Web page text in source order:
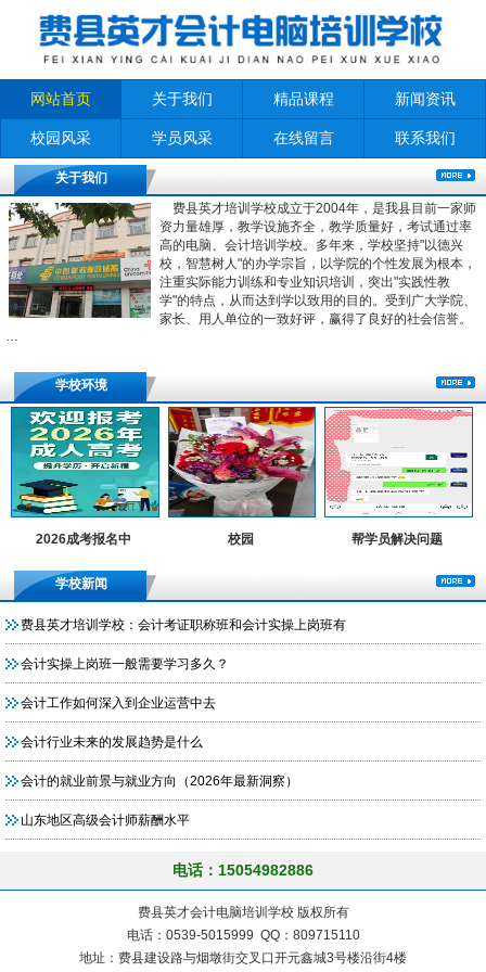
网站首页 关于我们 精品课程 新闻资讯
校园风采 学员风采 在线留言 联系我们
关于我们
费县英才培训学校成立于2004年，是我县目前一家师
资力量雄厚，教学设施齐全，教学质量好，考试通过率
高的电脑、会计培训学校。多年来，学校坚持"以德兴
校，智慧树人"的办学宗旨，以学院的个性发展为根本，
注重实际能力训练和专业知识培训，突出"实践性教
学"的特点，从而达到学以致用的目的。受到广大学院、
家长、用人单位的一致好评，赢得了良好的社会信誉。
…
学校环境
2026成考报名中 校园 帮学员解决问题
学校新闻
费县英才培训学校：会计考证职称班和会计实操上岗班有
会计实操上岗班一般需要学习多久？
会计工作如何深入到企业运营中去
会计行业未来的发展趋势是什么
会计的就业前景与就业方向（2026年最新洞察）
山东地区高级会计师薪酬水平
电话：15054982886
费县英才会计电脑培训学校 版权所有
电话：0539-5015999 QQ：809715110
地址：费县建设路与烟墩街交叉口开元鑫城3号楼沿街4楼